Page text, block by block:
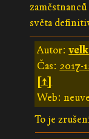
světa
Autor:
Čas: 2017-
[↑]
Web:
To je